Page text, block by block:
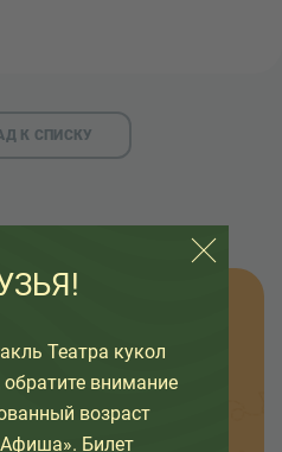
К СПИСКУ
новости
узнавать первыми
наших проектах и
жизни театра.
Театра кукол
внимание
возраст
Билет